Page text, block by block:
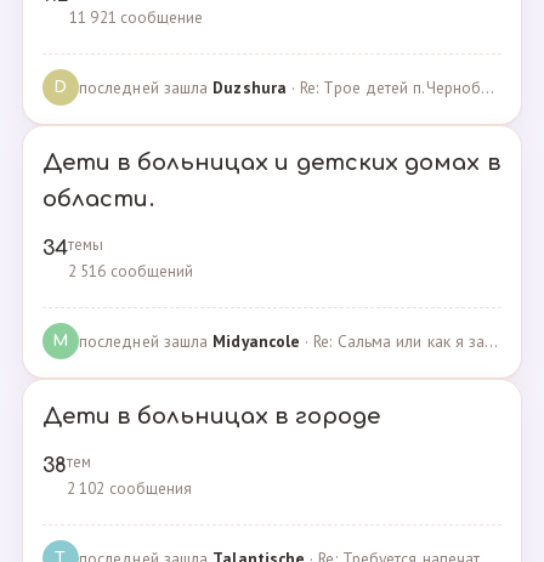
11 921 сообщение
D последней зашла Duzshura · Re: Трое детей п.Черноборский Чесменский район. · 27.06.2024
Дети в больницах и детских домах в
области.
34темы
2 516 сообщений
M последней зашла Midyancole · Re: Сальма или как я захотела помочь взросым сиротам · 16.12.2019
Дети в больницах в городе
38тем
2 102 сообщения
T